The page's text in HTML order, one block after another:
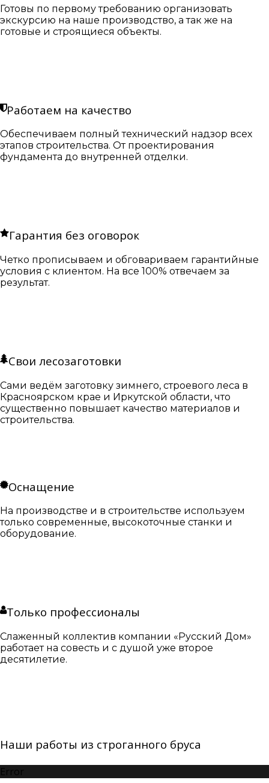
Готовы по первому требованию организовать
экскурсию на наше производство, а так же на
готовые и строящиеся объекты.
Работаем на качество
Обеспечиваем полный технический надзор всех
этапов строительства. От проектирования
фундамента до внутренней отделки.
Гарантия без оговорок
Четко прописываем и обговариваем гарантийные
условия с клиентом. На все 100% отвечаем за
результат.
Свои лесозаготовки
Сами ведём заготовку зимнего, строевого леса в
Красноярском крае и Иркутской области, что
существенно повышает качество материалов и
строительства.
Оснащение
На производстве и в строительстве используем
только современные, высокоточные станки и
оборудование.
Только профессионалы
Слаженный коллектив компании «Русский Дом»
работает на совесть и с душой уже второе
десятилетие.
Наши работы из строганного бруса
Error